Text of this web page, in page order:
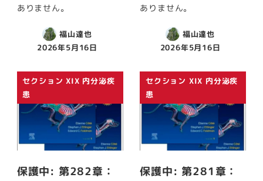
ありません。
福山達也
2026年5月16日
ありません。
福山達也
2026年5月16日
セクション XIX 内分泌疾
患
保護中: 第282章：
セクション XIX 内分泌疾
患
保護中: 第281章：